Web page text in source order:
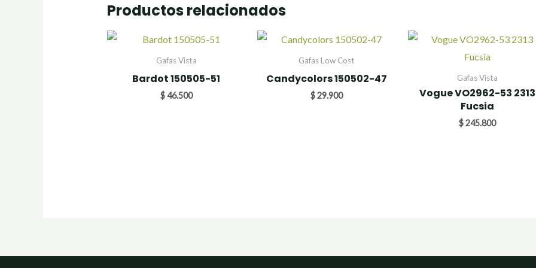
Productos relacionados
Gafas Vista
Bardot 150505-51
$46.500
Gafas Low Cost
Candycolors 150502-47
$29.900
Gafas Vista
Vogue VO2962-53 2313
Fucsia
$245.800